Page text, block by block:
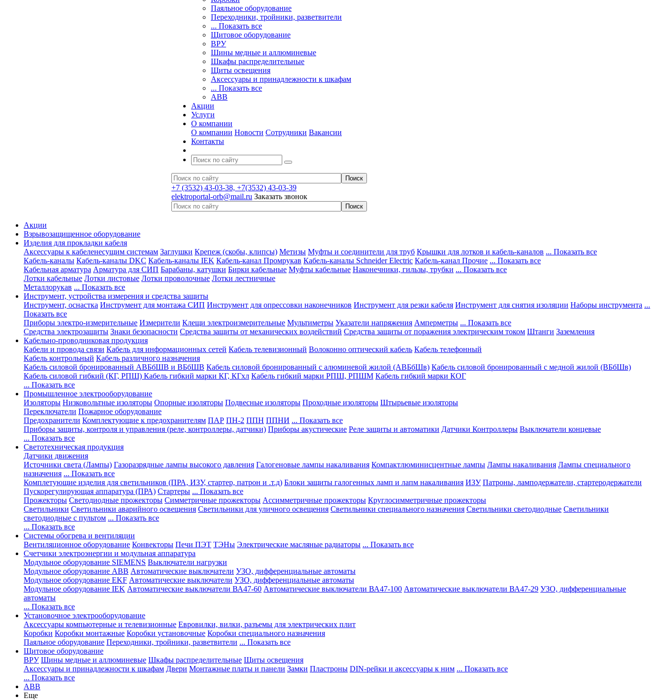
Паяльное оборудование
Переходники, тройники, разветвители
... Показать все
Щитовое оборудование
ВРУ
Шины медные и аллюминевые
Шкафы распределительные
Щиты освещения
Аксессуары и принадлежности к шкафам
... Показать все
ABB
Акции
Услуги
О компании
О компании Новости Сотрудники Вакансии
Контакты
+7 (3532) 43-03-38, +7(3532) 43-03-39
elektroportal-orb@mail.ru Заказать звонок
Акции
Взрывозащищенное оборудование
Изделия для прокладки кабеля
Аксессуары к кабеленесущим системам Заглушки Крепеж (скобы, клипсы) Метизы Муфты и соединители для труб Крышки для лотков и кабель-каналов ... Показать все
Кабель-каналы Кабель-каналы DKC Кабель-каналы IEK Кабель-канал Промрукав Кабель-каналы Schneider Electric Кабель-канал Прочие ... Показать все
Кабельная арматура Арматура для СИП Барабаны, катушки Бирки кабельные Муфты кабельные Наконечники, гильзы, трубки ... Показать все
Лотки кабельные Лотки листовые Лотки проволочные Лотки лестничные
Металлорукав ... Показать все
Инструмент, устройства измерения и средства защиты
Инструмент, оснастка Инструмент для монтажа СИП Инструмент для опрессовки наконечников Инструмент для резки кабеля Инструмент для снятия изоляции Наборы инструмента ...
Показать все
Приборы электро-измерительные Измерители Клещи электроизмерительные Мультиметры Указатели напряжения Амперметры ... Показать все
Средства электрозащиты Знаки безопасности Средства защиты от механических воздействий Средства защиты от поражения электрическим током Штанги Заземления
Кабельно-проводниковая продукция
Кабели и провода связи Кабель для информационных сетей Кабель телевизионный Волоконно оптический кабель Кабель телефонный
Кабель контрольный Кабель различного назначения
Кабель силовой бронированный АВБбШВ и ВБбШВ Кабель силовой бронированный с алюминевой жилой (АВБбШв) Кабель силовой бронированный с медной жилой (ВБбШв)
Кабель силовой гибкий (КГ, РПШ) Кабель гибкий марки КГ, КГхл Кабель гибкий марки РПШ, РПШМ Кабель гибкий марки КОГ
... Показать все
Промышленное электрооборудование
Изоляторы Низковольтные изоляторы Опорные изоляторы Подвесные изоляторы Проходные изоляторы Штырьевые изоляторы
Переключатели Пожарное оборудование
Предохранители Комплектующие к предохранителям ПАР ПН-2 ППН ППНИ ... Показать все
Приборы защиты, контроля и управления (реле, контроллеры, датчики) Приборы акустические Реле защиты и автоматики Датчики Контроллеры Выключатели концевые
... Показать все
Светотехническая продукция
Датчики движения
Источники света (Лампы) Газоразрядные лампы высокого давления Галогеновые лампы накаливания Компактлюминисцентные лампы Лампы накаливания Лампы специального
назначения ... Показать все
Комплетующие изделия для светильников (ПРА, ИЗУ, стартер, патрон и .т.д) Блоки защиты галогенных ламп и лапм накаливания ИЗУ Патроны, ламподержатели, стартеродержатели
Пускорегулирующая аппаратура (ПРА) Стартеры ... Показать все
Прожекторы Светодиодные прожекторы Симметричные прожекторы Ассимметричные прожекторы Круглосимметричные прожекторы
Светильники Светильники аварийного освещения Светильники для уличного освещения Светильники специального назначения Светильники светодиодные Светильники
светодиодные с пультом ... Показать все
... Показать все
Системы обогрева и вентиляции
Вентиляционное оборудование Конвекторы Печи ПЭТ ТЭНы Электрические масляные радиаторы ... Показать все
Счетчики электроэнергии и модульная аппаратура
Модульное оборудование SIEMENS Выключатели нагрузки
Модульное оборудование ABB Автоматические выключатели УЗО, дифференциальные автоматы
Модульное оборудование EKF Автоматические выключатели УЗО, дифференциальные автоматы
Модульное оборудование IEK Автоматические выключатели ВА47-60 Автоматические выключатели ВА47-100 Автоматические выключатели ВА47-29 УЗО, дифференциальные
автоматы
... Показать все
Установочное электрооборудование
Аксессуары компьютерные и телевизионные Евровилки, вилки, разъемы для электрических плит
Коробки Коробки монтажные Коробки установочные Коробки специального назначения
Паяльное оборудование Переходники, тройники, разветвители ... Показать все
Щитовое оборудование
ВРУ Шины медные и аллюминевые Шкафы распределительные Щиты освещения
Аксессуары и принадлежности к шкафам Двери Монтажные платы и панели Замки Пластроны DIN-рейки и аксессуары к ним ... Показать все
... Показать все
ABB
Еще